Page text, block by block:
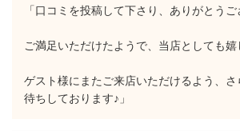
「口コミを投稿して下さり、ありがとうご
ご満足いただけたようで、当店としても嬉
ゲスト様にまたご来店いただけるよう、
待ちしております♪」